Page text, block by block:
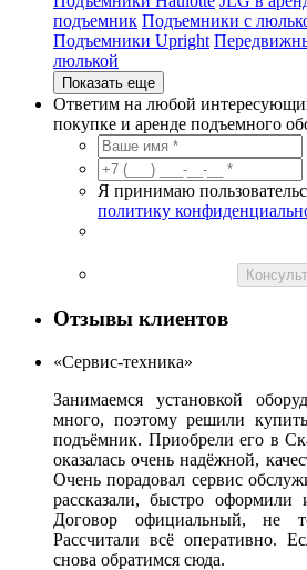
подъемник Подъемники с
Подъемники Upright
люлькой
Показать еще
Ответим на любой
покупке и аренде подъемного
Я принимаю
политику
Отзывы клиентов
«Сервис-техника»
Занимаемся установкой
много, поэтому решили
подъёмник. Приобрели его в
оказалась очень надёжной,
Очень порадовал сервис
рассказали, быстро оформили
Договор официальный, не
Рассчитали всё оперативно.
снова обратимся сюда.